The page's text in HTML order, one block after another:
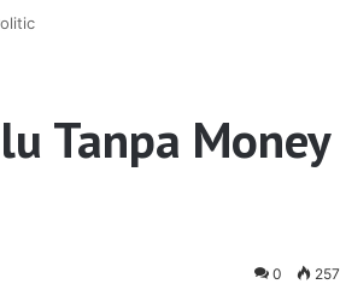
Tanpa Money
0 257